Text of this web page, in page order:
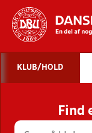
KLUB/HOLD
Find